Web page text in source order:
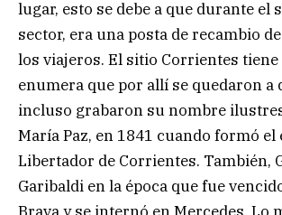
lugar, esto se debe a que durante el
sector, era una posta de recambio
los viajeros. El sitio Corrientes tiene
enumera que por allí se quedaron a
incluso grabaron su nombre
María Paz, en 1841 cuando formó el
Libertador de Corrientes. También,
Garibaldi en la época que fue